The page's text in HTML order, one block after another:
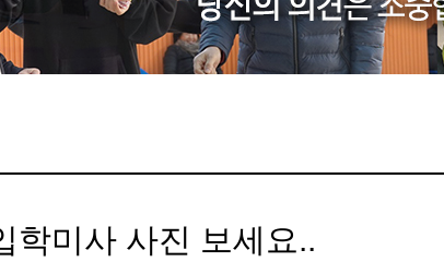
학미사 사진 보세요..